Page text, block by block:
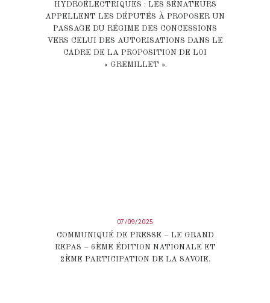
HYDROÉLECTRIQUES : LES SÉNATEURS
APPELLENT LES DÉPUTÉS À PROPOSER UN
PASSAGE DU RÉGIME DES CONCESSIONS
VERS CELUI DES AUTORISATIONS DANS LE
CADRE DE LA PROPOSITION DE LOI
« GREMILLET ».
07/09/2025
COMMUNIQUÉ DE PRESSE – LE GRAND
REPAS – 6ÈME ÉDITION NATIONALE ET
2ÈME PARTICIPATION DE LA SAVOIE.